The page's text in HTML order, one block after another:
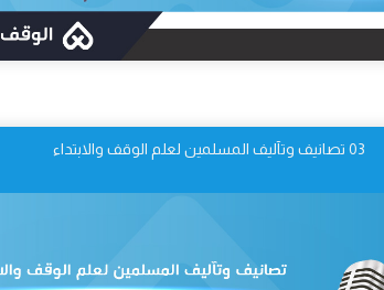
03 تصانيف وتآليف المسلمين لعلم الوقف والابتداء